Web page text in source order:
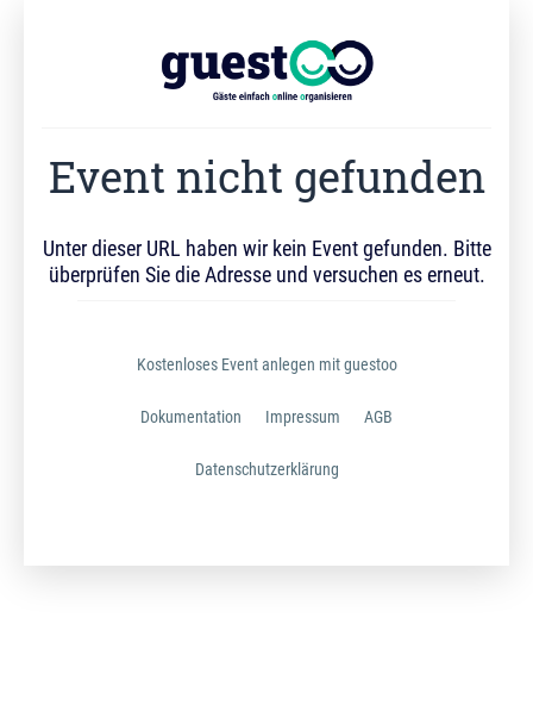
Event nicht gefunden
Unter dieser URL haben wir kein Event gefunden. Bitte
überprüfen Sie die Adresse und versuchen es erneut.
Kostenloses Event anlegen mit guestoo
Dokumentation Impressum AGB
Datenschutzerklärung